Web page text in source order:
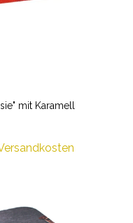
mit Karamell